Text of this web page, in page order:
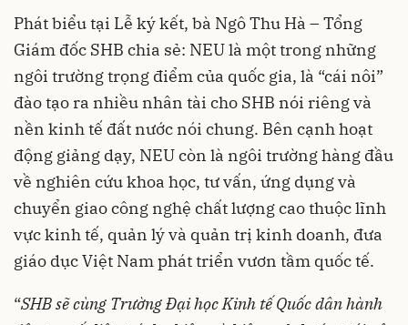
Phát biểu tại Lễ ký kết, bà Ngô Thu Hà – Tổng
Giám đốc SHB chia sẻ: NEU là một trong những
ngôi trường trọng điểm của quốc gia, là “cái nôi”
đào tạo ra nhiều nhân tài cho SHB nói riêng và
nền kinh tế đất nước nói chung. Bên cạnh hoạt
động giảng dạy, NEU còn là ngôi trường hàng đầu
về nghiên cứu khoa học, tư vấn, ứng dụng và
chuyển giao công nghệ chất lượng cao thuộc lĩnh
vực kinh tế, quản lý và quản trị kinh doanh, đưa
giáo dục Việt Nam phát triển vươn tầm quốc tế.
“SHB sẽ cùng Trường Đại học Kinh tế Quốc dân hành